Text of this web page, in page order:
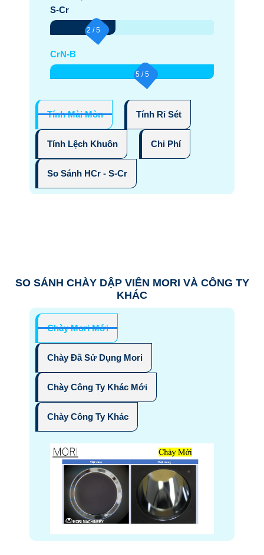
S-Cr
2 / 5
CrN-B
5 / 5
Tính Mài Mòn Tính Rỉ Sét
Tính Lệch Khuôn Chi Phí
So Sánh HCr - S-Cr
SO SÁNH CHÀY DẬP VIÊN MORI VÀ CÔNG TY
KHÁC
Chày Mori Mới
Chày Đã Sử Dụng Mori
Chày Công Ty Khác Mới
Chày Công Ty Khác